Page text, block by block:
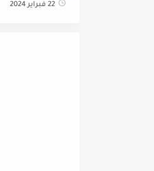
22 فبراير 2024